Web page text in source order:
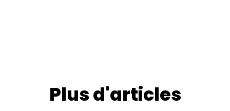
Plus d'articles